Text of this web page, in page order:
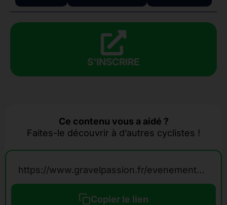
S'INSCRIRE
Ce contenu vous a aidé ?
Faites-le découvrir à d’autres cyclistes !
https://www.gravelpassion.fr/evenements-calendrier-gravel/la-tendinite/
Copier le lien